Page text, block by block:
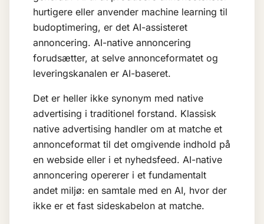
hurtigere eller anvender machine learning til
budoptimering, er det AI-assisteret
annoncering. AI-native annoncering
forudsætter, at selve annonceformatet og
leveringskanalen er AI-baseret.
Det er heller ikke synonym med native
advertising i traditionel forstand. Klassisk
native advertising handler om at matche et
annonceformat til det omgivende indhold på
en webside eller i et nyhedsfeed. AI-native
annoncering opererer i et fundamentalt
andet miljø: en samtale med en AI, hvor der
ikke er et fast sideskabelon at matche.